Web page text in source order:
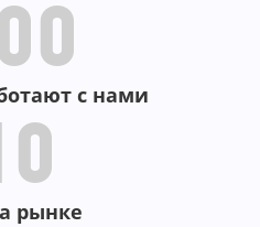
с нами
рынке